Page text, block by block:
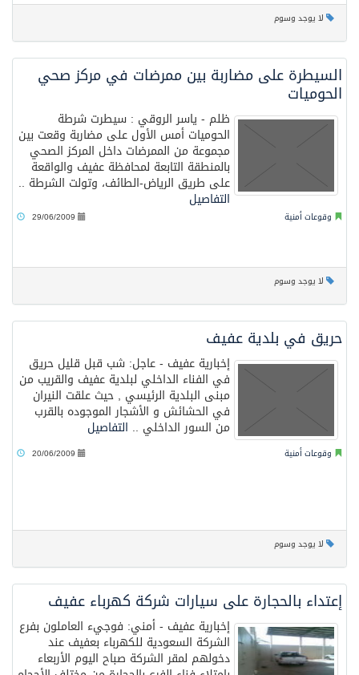
لا يوجد وسوم
السيطرة على مضاربة بين ممرضات في مركز صحي
الحوميات
ظلم - ياسر الروقي : سيطرت شرطة
الحوميات أمس الأول على مضاربة وقعت بين
مجموعة من الممرضات داخل المركز الصحي
بالمنطقة التابعة لمحافظة عفيف والواقعة
على طريق الرياض-الطائف، وتولت الشرطة ..
التفاصيل
وقوعات أمنية 29/06/2009
لا يوجد وسوم
حريق في بلدية عفيف
إخبارية عفيف - عاجل: شب قبل قليل حريق
في الفناء الداخلي لبلدية عفيف والقريب من
مبنى البلدية الرئيسي , حيث علقت النيران
في الحشائش و الأشجار الموجوده بالقرب
من السور الداخلي .. التفاصيل
وقوعات أمنية 20/06/2009
لا يوجد وسوم
إعتداء بالحجارة على سيارات شركة كهرباء عفيف
إخبارية عفيف - أمني: فوجيء العاملون بفرع
الشركة السعودية للكهرباء بعفيف عند
دخولهم لمقر الشركة صباح اليوم الأربعاء